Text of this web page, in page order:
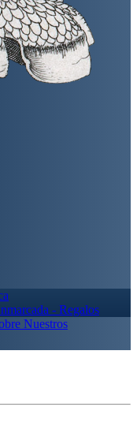
- Regalos
Nuestros